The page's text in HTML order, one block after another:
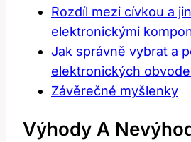
Rozdíl mezi cívkou a
elektronickými
Jak správně vybrat a
elektronických
Závěrečné myšlenky
Výhody A